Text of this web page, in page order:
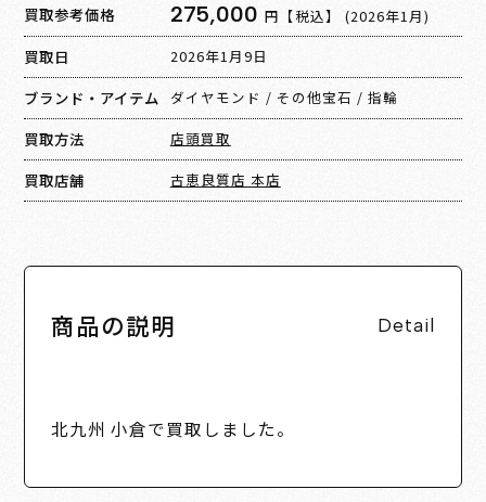
買取参考価格 275,000 円【税込】 (2026年1月)
買取日 2026年1月9日
ブランド・アイテム ダイヤモンド / その他宝石 / 指輪
買取方法 店頭買取
買取店舗 古恵良質店 本店
商品の説明 Detail
北九州 小倉で買取しました。